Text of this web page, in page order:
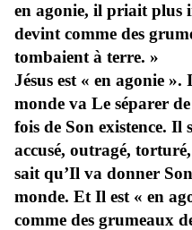
en agonie, il priait plus
devint comme des
tombaient à terre. »
Jésus est « en agonie
monde va Le séparer
fois de Son existence. Il
accusé, outragé,
sait qu’Il va donner
monde. Et Il est « en
comme des grumeaux